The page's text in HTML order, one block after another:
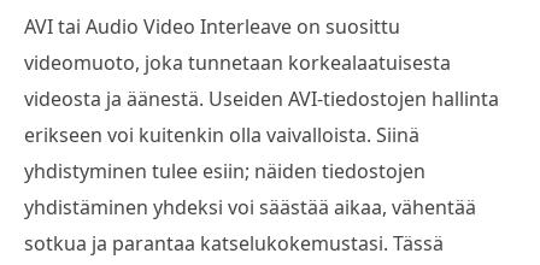
AVI tai Audio Video Interleave on suosittu
videomuoto, joka tunnetaan korkealaatuisesta
videosta ja äänestä. Useiden AVI-tiedostojen hallinta
erikseen voi kuitenkin olla vaivalloista. Siinä
yhdistyminen tulee esiin; näiden tiedostojen
yhdistäminen yhdeksi voi säästää aikaa, vähentää
sotkua ja parantaa katselukokemustasi. Tässä